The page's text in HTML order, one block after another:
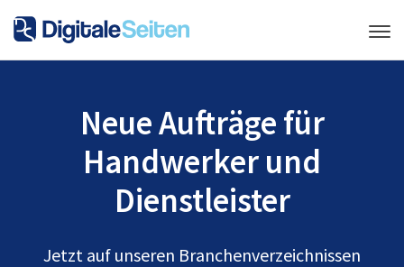
Neue Aufträge für
Handwerker und
Dienstleister
Jetzt auf unseren Branchenverzeichnissen